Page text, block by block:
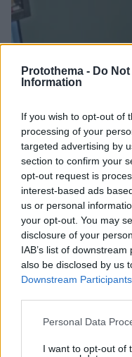
Protothema - Do
Information
If you wish to opt-out of
processing of your
targeted advertising by
section to confirm your
opt-out request is
interest-based ads
us or personal
your opt-out. You may
disclosure of your
IAB’s list of
also be disclosed by us
Downstream Participants
Please note that this
not limited to your visit
Personal Data
I want to opt-out of
Βίντεο:
μετά τον γάμο της
08.08.2026, 09:25